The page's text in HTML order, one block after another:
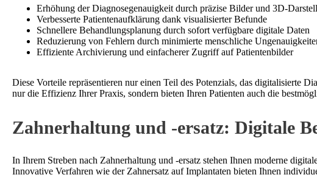
Erhöhung der Diagnosegenauigkeit durch präzise Bilder und 3D-
Verbesserte Patientenaufklärung dank visualisierter Befunde
Schnellere Behandlungsplanung durch sofort verfügbare digitale Daten
Reduzierung von Fehlern durch minimierte menschliche
Effiziente Archivierung und einfacherer Zugriff auf Patientenbilder
Diese Vorteile repräsentieren nur einen Teil des Potenzials, das digitalisierte
nur die Effizienz Ihrer Praxis, sondern bieten Ihren Patienten auch die
Zahnerhaltung und -ersatz: Digitale
In Ihrem Streben nach Zahnerhaltung und -ersatz stehen Ihnen moderne
Innovative Verfahren wie der Zahnersatz auf Implantaten bieten Ihnen